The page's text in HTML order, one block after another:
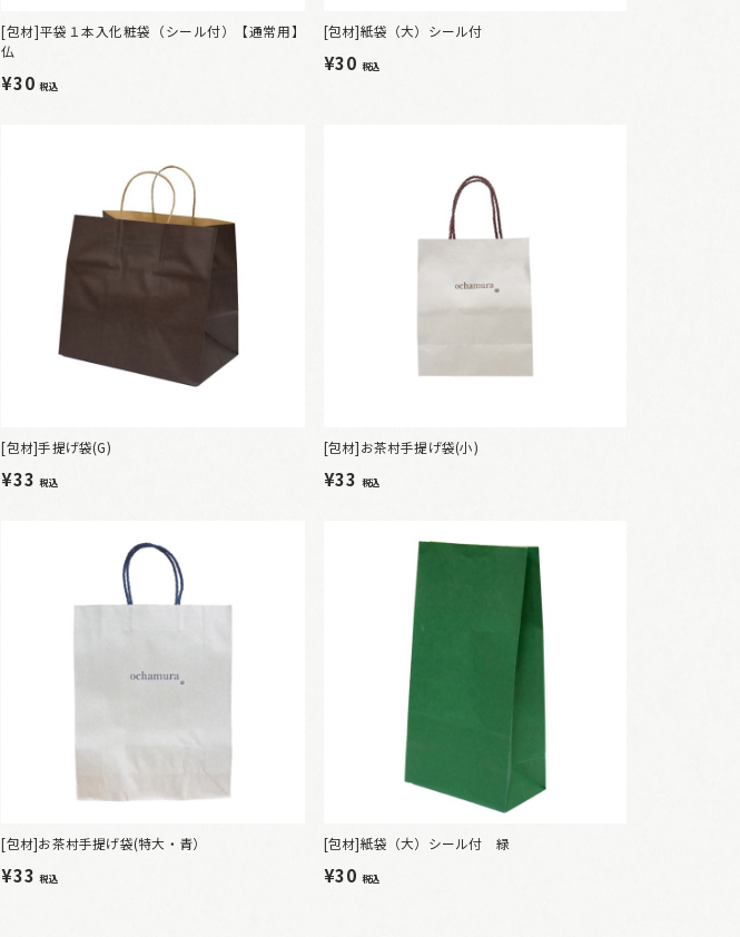
[包材]平袋１本入化粧袋（シール付）【通常用】
仏
¥30税込
[包材]紙袋（大）シール付
¥30 税込
[包材]手提げ袋(G)
¥33税込
[包材]お茶村手提げ袋(小)
¥33 税込
[包材]お茶村手提げ袋(特大・青）
¥33税込
[包材]紙袋（大）シール付 緑
¥30 税込